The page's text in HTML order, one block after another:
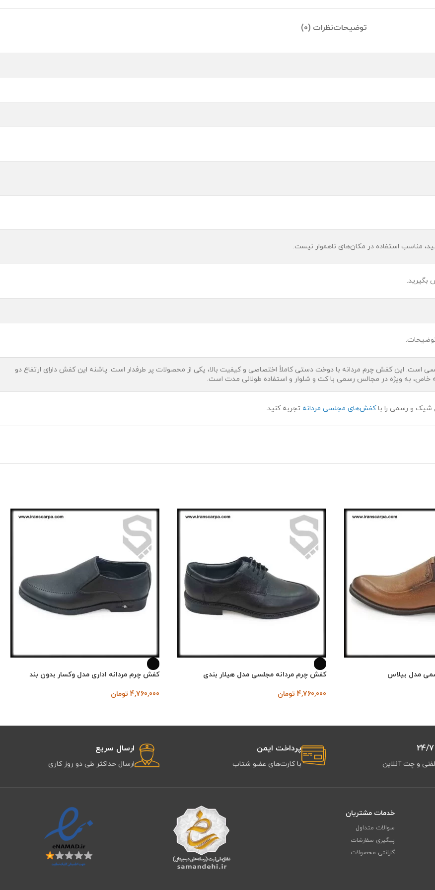
توضیحاتنظرات (0)
مناسب استفاده در مکان‌های ناهموار نیست.
بگیرید.
این کفش چرم مردانه با دوخت دستی کاملاً اختصاصی و کیفیت بالا، یکی از محصولات پر طرفدار است. پاشنه این کفش دارای ارتفاع دو
خاص، به ویژه در مجالس رسمی با کت و شلوار و استفاده طولانی مدت است.
شیک و رسمی را باکفش‌های مجلسی مردانه تجربه کنید.
مدل بیلاس کفش چرم مردانه مجلسی مدل هیلار بندی
4,760,000 تومان
کفش چرم مردانه اداری مدل وکسار بدون بند
4,760,000 تومان
و چت آنلاین
پرداخت ایمن
با کارت‌های عضو شتاب
ارسال سریع
ارسال حداکثر طی دو روز کاری
خدمات مشتریان
سوالات متداول
پیگیری سفارشات
گارانتی محصولات